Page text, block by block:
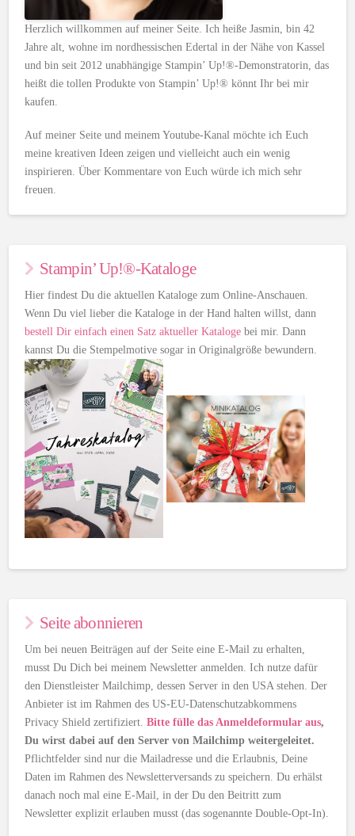
Herzlich willkommen auf meiner Seite. Ich heiße Jasmin, bin 42
Jahre alt, wohne im nordhessischen Edertal in der Nähe von Kassel
und bin seit 2012 unabhängige Stampin’ Up!®-Demonstratorin, das
heißt die tollen Produkte von Stampin’ Up!® könnt Ihr bei mir
kaufen.
Auf meiner Seite und meinem Youtube-Kanal möchte ich Euch
meine kreativen Ideen zeigen und vielleicht auch ein wenig
inspirieren. Über Kommentare von Euch würde ich mich sehr
freuen.
Stampin’ Up!®-Kataloge
Hier findest Du die aktuellen Kataloge zum Online-Anschauen.
Wenn Du viel lieber die Kataloge in der Hand halten willst, dann
bestell Dir einfach einen Satz aktueller Kataloge bei mir. Dann
kannst Du die Stempelmotive sogar in Originalgröße bewundern.
Seite abonnieren
Um bei neuen Beiträgen auf der Seite eine E-Mail zu erhalten,
musst Du Dich bei meinem Newsletter anmelden. Ich nutze dafür
den Dienstleister Mailchimp, dessen Server in den USA stehen. Der
Anbieter ist im Rahmen des US-EU-Datenschutzabkommens
Privacy Shield zertifiziert.Bitte fülle das Anmeldeformular aus,
Du wirst dabei auf den Server von Mailchimp weitergeleitet.
Pflichtfelder sind nur die Mailadresse und die Erlaubnis, Deine
Daten im Rahmen des Newsletterversands zu speichern. Du erhälst
danach noch mal eine E-Mail, in der Du den Beitritt zum
Newsletter explizit erlauben musst (das sogenannte Double-Opt-In).